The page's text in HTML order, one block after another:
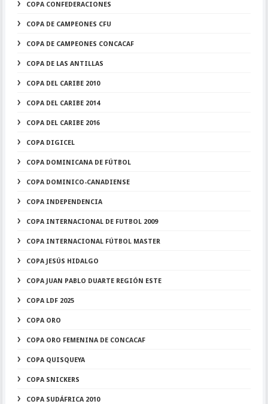
COPA CONFEDERACIONES
COPA DE CAMPEONES CFU
COPA DE CAMPEONES CONCACAF
COPA DE LAS ANTILLAS
COPA DEL CARIBE 2010
COPA DEL CARIBE 2014
COPA DEL CARIBE 2016
COPA DIGICEL
COPA DOMINICANA DE FÚTBOL
COPA DOMINICO-CANADIENSE
COPA INDEPENDENCIA
COPA INTERNACIONAL DE FUTBOL 2009
COPA INTERNACIONAL FÚTBOL MASTER
COPA JESÚS HIDALGO
COPA JUAN PABLO DUARTE REGIÓN ESTE
COPA LDF 2025
COPA ORO
COPA ORO FEMENINA DE CONCACAF
COPA QUISQUEYA
COPA SNICKERS
COPA SUDÁFRICA 2010